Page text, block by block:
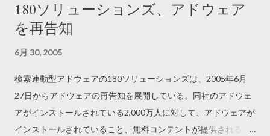
180ソリューションズ、アドウェア
を再告知
6月 30, 2005
検索連動型アドウェアの180ソリューションズは、2005年6月
27日からアドウェアの再告知を展開している。同社のアドウェ
アがインストールされている2,000万人に対して、アドウェアが
インストールされていること、無料コンテントが提供される代